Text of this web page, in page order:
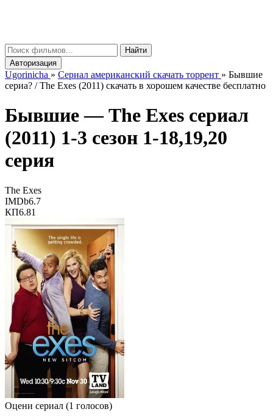
Найти
Авторизация
Ugorinicha » Сериал американский скачать торрент » Бывшие
сериа? / The Exes (2011) скачать в хорошем качестве бесплатно
Бывшие —The Exes сериал
(2011) 1-3 сезон 1-18,19,20
серия
The Exes
IMDb6.7
КП6.81
Оцени сериал (1 голосов)